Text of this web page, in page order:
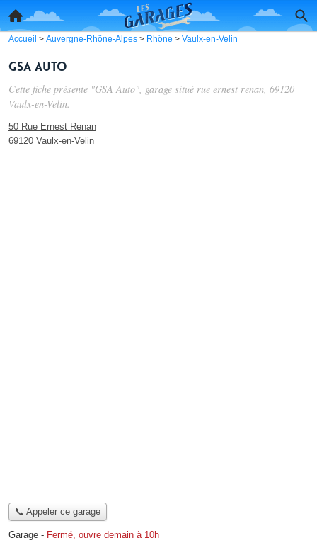
Accueil > Auvergne-Rhône-Alpes > Rhône > Vaulx-en-Velin
GSA Auto
Cette fiche présente "GSA Auto", garage situé rue ernest renan, 69120
Vaulx-en-Velin.
50 Rue Ernest Renan
69120 Vaulx-en-Velin
📞 Appeler ce garage
Garage - Fermé, ouvre demain à 10h